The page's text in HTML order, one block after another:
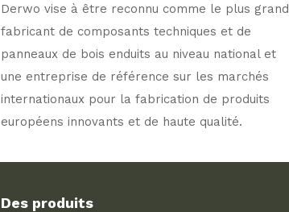
Derwo vise à être reconnu comme le plus grand
fabricant de composants techniques et de
panneaux de bois enduits au niveau national et
une entreprise de référence sur les marchés
internationaux pour la fabrication de produits
européens innovants et de haute qualité.
Des produits